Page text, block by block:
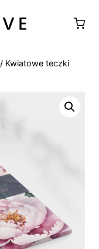
/ Kwiatowe teczki